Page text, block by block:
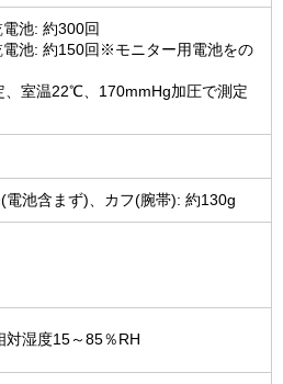
電池: 約300回
電池: 約150回※モニター用電池をの
、室温22℃、170mmHg加圧で測定
電池含まず)、カフ(腕帯): 約130g
湿度15～85％RH